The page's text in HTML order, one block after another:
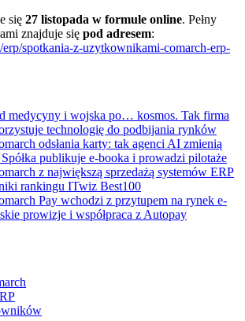
się 27 listopada w formule online. Pełny
znajduje się pod adresem:
erp/spotkania-z-uzytkownikami-comarch-erp-
medycyny i wojska po… kosmos. Tak firma
technologię do podbijania rynków
odsłania karty: tak agenci AI zmienią
publikuje e-booka i prowadzi pilotaże
z największą sprzedażą systemów ERP
rankingu ITwiz Best100
Pay wchodzi z przytupem na rynek e-
prowizje i współpraca z Autopay